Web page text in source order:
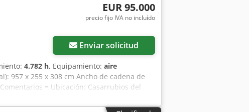
EUR 95.000
precio fijo IVA no incluído
Enviar solicitud
4.782 h, Equipamiento: aire
957 x 255 x 308 cm Ancho de cadena de
= Ubicación: Casarrubios del
323FLN IHC a la venta. Excavadora
sin disminuir su rendimiento.